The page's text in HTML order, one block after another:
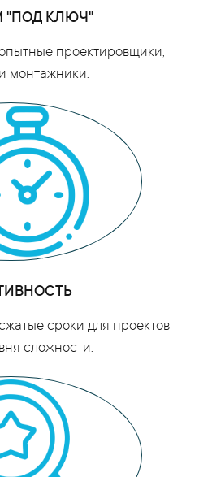
"ПОД КЛЮЧ"
проектировщики,
монтажники.
сроки для проектов
сложности.